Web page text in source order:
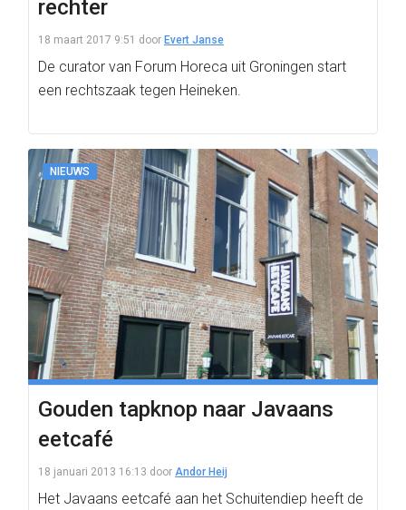
rechter
18 maart 2017 9:51 door Evert Janse
De curator van Forum Horeca uit Groningen start
een rechtszaak tegen Heineken.
NIEUWS
Gouden tapknop naar Javaans
eetcafé
18 januari 2013 16:13 door Andor Heij
Het Javaans eetcafé aan het Schuitendiep heeft de